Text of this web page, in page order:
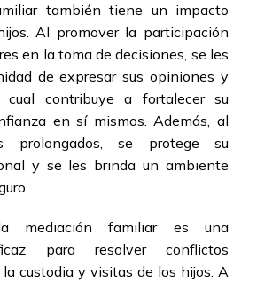
también tiene un impacto
Al promover la participación
en la toma de decisiones, se les
de expresar sus opiniones y
cual contribuye a fortalecer su
en sí mismos. Además, al
prolongados, se protege su
y se les brinda un ambiente
mediación familiar es una
para resolver conflictos
custodia y visitas de los hijos. A